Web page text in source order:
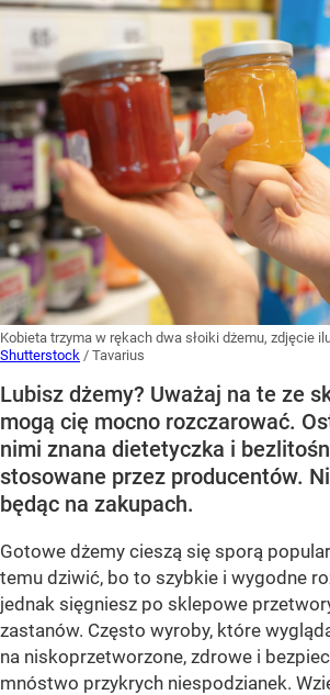
Kobieta trzyma w rękach dwa słoiki dżemu, zdjęcie
Shutterstock / Tavarius
Lubisz dżemy? Uważaj na te ze
mogą cię mocno rozczarować.
nimi znana dietetyczka i
stosowane przez producentów.
będąc na zakupach.
Gotowe dżemy cieszą się sporą
temu dziwić, bo to szybkie i wygodne
jednak sięgniesz po sklepowe
zastanów. Często wyroby, które
na niskoprzetworzone, zdrowe i
mnóstwo przykrych niespodzianek.